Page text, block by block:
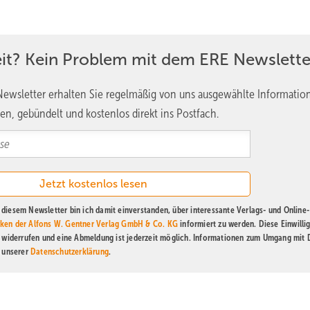
der Bundesregierung für verfassungswidrig zu
Kreditermächtigungen, die aus 2021 dem Klima- und
für nichtig erklärt. Das hat massive Auswirkungen
So hat das Bundesamt für Wirtschaft und Ausfuhrkontrolle
von Bürgerwindenergie, die Energieberatung für Wohn- und
das Förderprogramm Serielle Sanierung. Auf Eis liegen zudem
die den Verkehrssektor klimafreundlicher machen sollten. Auch
Kein Problem mit dem ERE
erhalten Sie regelmäßig von uns ausgewählte
gebündelt und kostenlos direkt ins Postfach.
diesem Newsletter bin ich damit einverstanden, über interessante Verlags- und Online-
der Alfons W. Gentner Verlag GmbH & Co. KG informiert zu werden. Diese
und eine Abmeldung ist jederzeit möglich. Informationen zum Umgang mit
Datenschutzerklärung.